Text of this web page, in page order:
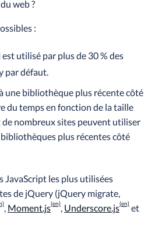
web ?
:
est utilisé par plus de 30 % des
par défaut.
une bibliothèque plus récente côté
du temps en fonction de la taille
de nombreux sites peuvent utiliser
plus récentes côté
JavaScript les plus utilisées
de jQuery (jQuery migrate,
Moment.js Underscore.js
et